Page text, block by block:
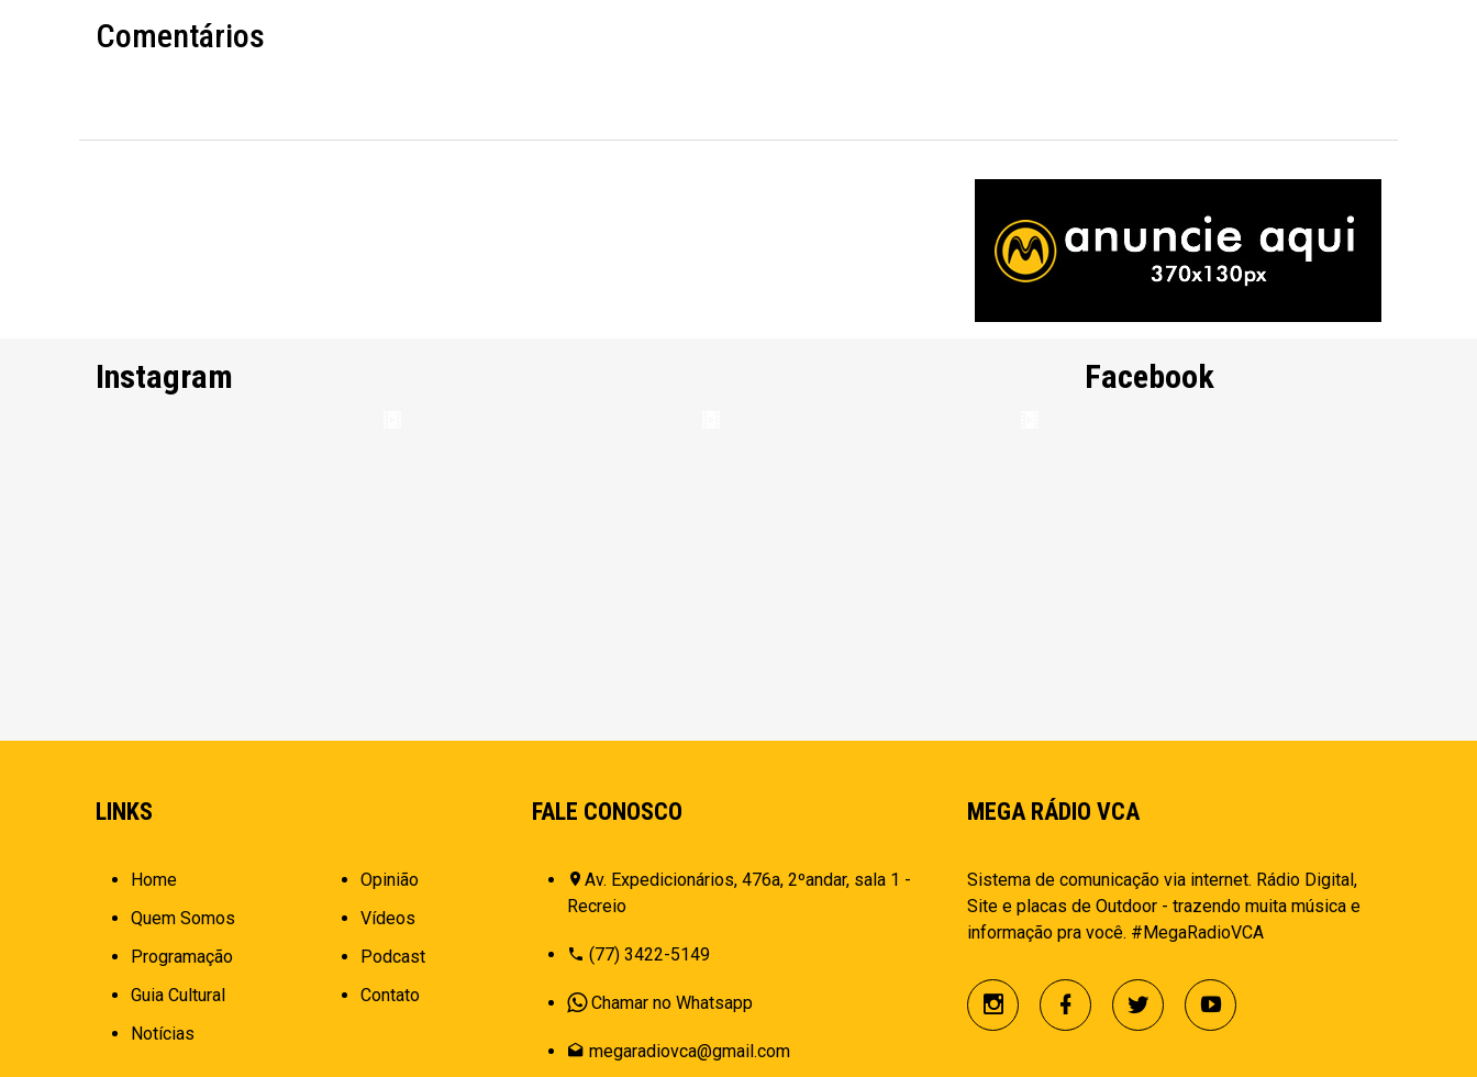
Comentários
Instagram Facebook
LINKS
Home
Quem Somos
Programação
Guia Cultural
Notícias
Opinião
Vídeos
Podcast
Contato
FALE CONOSCO
Av. Expedicionários, 476a, 2ºandar, sala 1 -
Recreio
(77) 3422-5149
Chamar no Whatsapp
megaradiovca@gmail.com
MEGA RÁDIO VCA
Sistema de comunicação via internet. Rádio Digital,
Site e placas de Outdoor - trazendo muita música e
informação pra você. #MegaRadioVCA